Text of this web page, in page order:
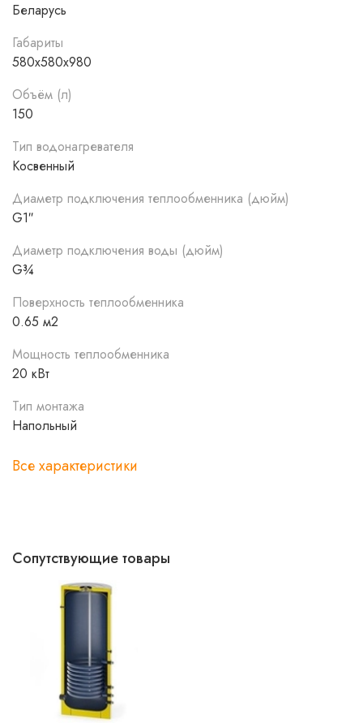
Котёл на биомассе - Пеллетный котёл - Камин с
котёл - Солнечный коллектор.
Беларусь
Габариты
580x580x980
Объём (л)
150
Тип водонагревателя
Косвенный
Диаметр подключения теплообменника (дюйм)
G1″
Диаметр подключения воды (дюйм)
G¾
Поверхность теплообменника
0.65 м2
Мощность теплообменника
20 кВт
Тип монтажа
Напольный
Все характеристики
Сопутствующие товары